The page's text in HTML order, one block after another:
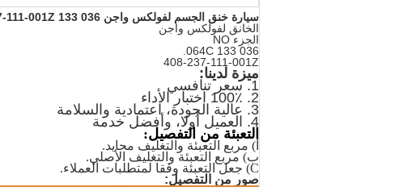
سيارة خنق الجسم لفولكس واجن 036 133 064C.
111-001Z
الخانق لفولكس واجن
الجزء NO
036 133 064C.
408-237-111-001Z
ميزة لدينا:
1. سعر تنافسي
2. 100٪ اختبار الأداء
3. عالية الجودة، اعتمادية والسلامة
4. العميل أولا، وأفضل خدمة
التعبئة من التفصيل:
أ) مربع التعبئة والتغليف محايد.
ب) مربع التعبئة والتغليف الأصلي.
C) جعل التعبئة وفقا لمتطلبات العملاء.
صور من التفصيل: